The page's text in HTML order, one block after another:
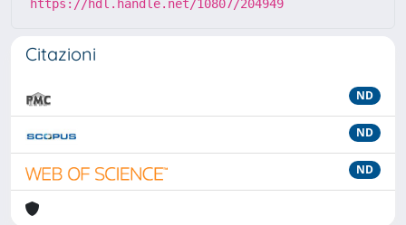
https://hdl.handle.net/10807/204949
Citazioni
ND
ND
ND